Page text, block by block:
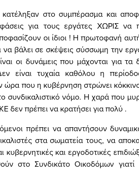
κατέληξαν στο συμπέρασμα και
για τους εργάτες ΧΩΡΙΣ να
οι ίδιοι ! Η πρωτοφανή
βάλει σε σκέψεις σύσσωμη την
οι δυνάμεις που μάχονται για
είναι τυχαία καθόλου η
ώρα που η κυβέρνηση στρώνει
συνδικαλιστικό νόμο. Η χαρά που
δεν πρέπει να κρατήσει για πολύ .
πρέπει να απαντήσουν
στα σωματεία τους, να
κυβερνητικές και εργοδοτικές
στο Συνδικάτο Οικοδόμων